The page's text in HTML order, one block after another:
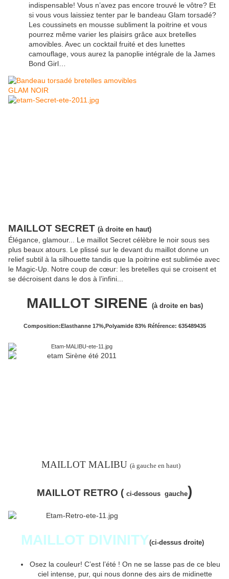
indispensable! Vous n’avez pas encore trouvé le vôtre? Et
si vous vous laissiez tenter par le bandeau Glam torsadé?
Les coussinets en mousse subliment la poitrine et vous
pourrez même varier les plaisirs grâce aux bretelles
amovibles. Avec un cocktail fruité et des lunettes
camouflage, vous aurez la panoplie intégrale de la James
Bond Girl…
MAILLOT SECRET (à droite en haut)
Élégance, glamour... Le maillot Secret célèbre le noir sous ses
plus beaux atours. Le plissé sur le devant du maillot donne un
relief subtil à la silhouette tandis que la poitrine est sublimée avec
le Magic-Up. Notre coup de cœur: les bretelles qui se croisent et
se décroisent dans le dos à l’infini...
MAILLOT SIRENE (à droite en bas)
Composition:Elasthanne 17%,Polyamide 83% Référence: 635489435
MAILLOT MALIBU (à gauche en haut)
MAILLOT RETRO ( ci-dessous gauche)
MAILLOT DIVINITY(ci-dessus droite)
Osez la couleur! C’est l’été ! On ne se lasse pas de ce bleu
ciel intense, pur, qui nous donne des airs de midinette